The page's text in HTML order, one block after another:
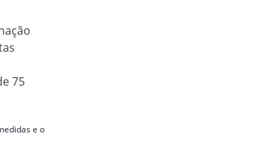
75
e o